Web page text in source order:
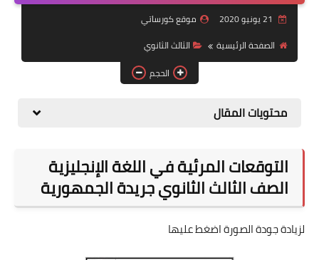
موضوعات
تربويات
تكنولوجيا
صحة
موقع كورساتي
الصفحة الرئيسية
الثالث الثانوي
الحجم
محتويات المقال
التوقعات المرئية في اللغة الإنجليزية
الصف الثالث الثانوي جريدة الجمهورية
لزيادة جودة الصورة اضغط عليها